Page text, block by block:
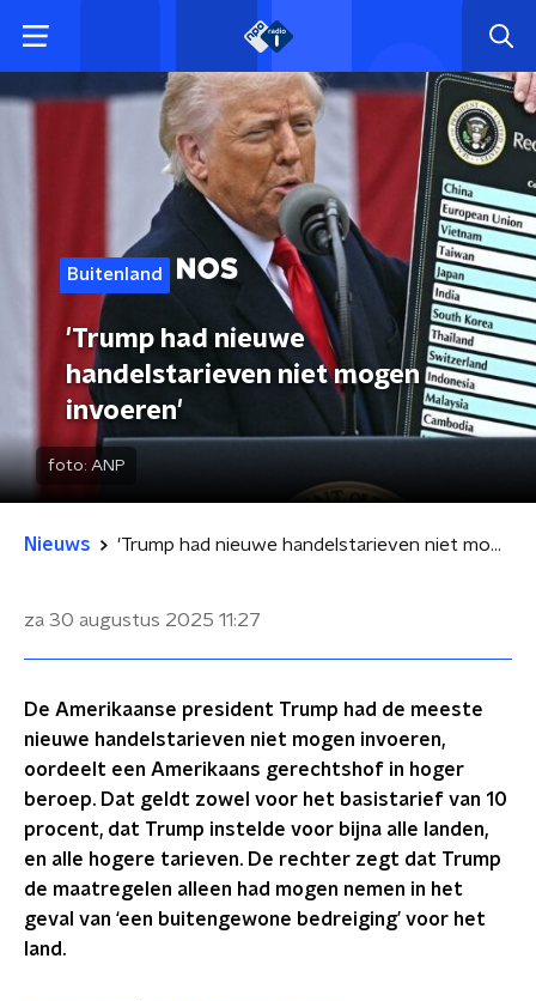
Buitenland
'Trump had nieuwe
handelstarieven niet mogen
invoeren'
foto: ANP
Nieuws 'Trump had nieuwe handelstarieven niet mogen invoeren'
za 30 augustus 2025 11:27
De Amerikaanse president Trump had de meeste
nieuwe handelstarieven niet mogen invoeren,
oordeelt een Amerikaans gerechtshof in hoger
beroep. Dat geldt zowel voor het basistarief van 10
procent, dat Trump instelde voor bijna alle landen,
en alle hogere tarieven. De rechter zegt dat Trump
de maatregelen alleen had mogen nemen in het
geval van ‘een buitengewone bedreiging’ voor het
land.